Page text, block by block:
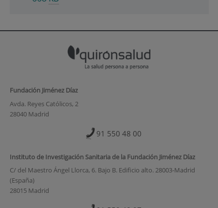
Fundación Jiménez Díaz
Avda. Reyes Católicos, 2
28040 Madrid
91 550 48 00
Instituto de Investigación Sanitaria de la Fundación Jiménez Díaz
C/ del Maestro Ángel Llorca, 6. Bajo B. Edificio alto. 28003-Madrid
(España)
28015 Madrid